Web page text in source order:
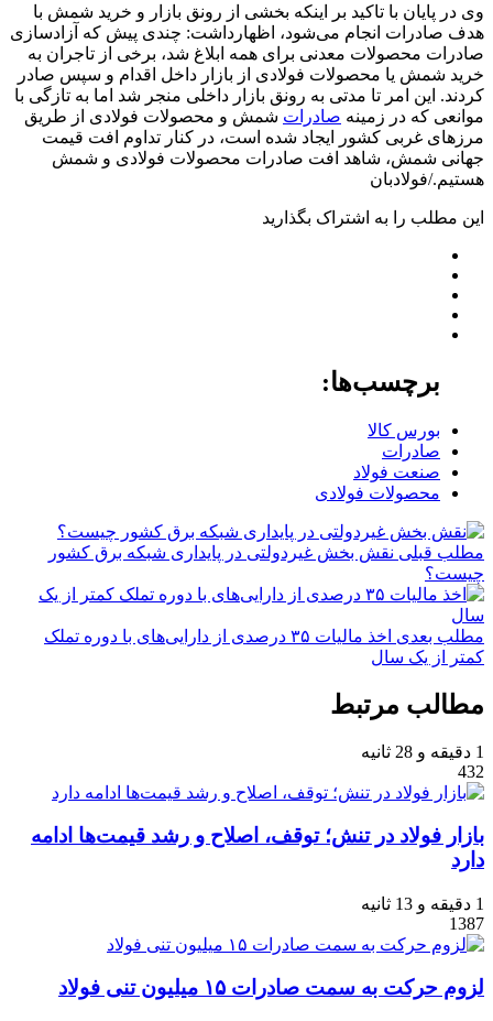
وی در پایان با تاکید بر اینکه بخشی از رونق بازار و خرید شمش با
هدف صادرات انجام می‌شود، اظهارداشت: چندی پیش که آزادسازی
صادرات محصولات معدنی برای همه ابلاغ شد، برخی از تاجران به
خرید شمش یا محصولات فولادی از بازار داخل اقدام و سپس صادر
کردند. این امر تا مدتی به رونق بازار داخلی منجر شد اما به تازگی با
موانعی که در زمینه صادرات شمش و محصولات فولادی از طریق
مرزهای غربی کشور ایجاد شده است، در کنار تداوم افت قیمت
جهانی شمش، شاهد افت صادرات محصولات فولادی و شمش
هستیم./فولادبان
این مطلب را به اشتراک بگذارید
برچسب‌ها:
بورس کالا
صادرات
صنعت فولاد
محصولات فولادی
مطلب قبلی نقش‌ بخش غیردولتی در پایداری شبکه برق کشور
چیست؟
مطلب بعدی
اخذ مالیات ۳۵ درصدی از دارایی‌های با دوره تملک
کمتر از یک سال
مطالب مرتبط
1 دقیقه و 28 ثانیه
432
بازار فولاد در تنش؛ توقف، اصلاح و رشد قیمت‌ها ادامه
دارد
1 دقیقه و 13 ثانیه
1387
لزوم حرکت به سمت صادرات ۱۵‌ میلیون تنی فولاد